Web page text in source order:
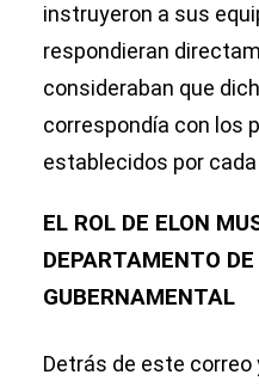
instruyeron a sus
respondieran
consideraban que
correspondía con los
establecidos por
EL ROL DE ELON
DEPARTAMENTO
GUBERNAMENTAL
Detrás de este